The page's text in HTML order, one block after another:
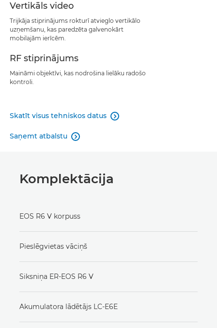
Vertikāls video
Trijkāja stiprinājums rokturī atvieglo vertikālo
uzņemšanu, kas paredzēta galvenokārt
mobilajām ierīcēm.
RF stiprinājums
Maināmi objektīvi, kas nodrošina lielāku radošo
kontroli.
Skatīt visus tehniskos datus 
Saņemt atbalstu 
Komplektācija
EOS R6 V korpuss
Pieslēgvietas vāciņš
Siksniņa ER-EOS R6 V
Akumulatora lādētājs LC-E6E